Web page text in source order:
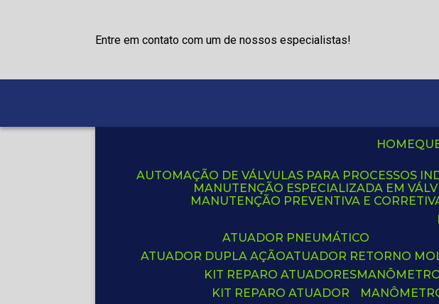
Entre em contato com um de nossos especialistas!
HOME
AUTOMAÇÃO DE VÁLVULAS PARA PROCESSOS
MANUTENÇÃO ESPECIALIZADA EM
MANUTENÇÃO PREVENTIVA E
ATUADOR PNEUMÁTICO
ATUADOR DUPLA AÇÃO
ATUADOR RETORNO
KIT REPARO ATUADORES
KIT REPARO ATUADOR